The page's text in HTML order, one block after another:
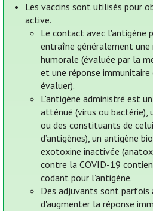
Les vaccins sont utilisés pour
active.
Le contact avec l'antigène
entraîne généralement une
humorale (évaluée par la
et une réponse
évaluer).
L'antigène administré est
atténué (virus ou bactérie),
ou des constituants de
d’antigènes), un antigène
exotoxine inactivée
contre la COVID-19
codant pour l’antigène.
Des adjuvants sont
d'augmenter la réponse